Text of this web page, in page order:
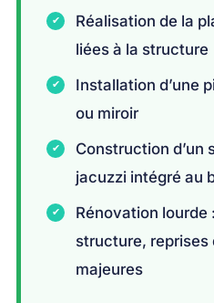
Réalisation de la
liées à la structure
Installation d’une
ou miroir
Construction d’un
jacuzzi intégré au
Rénovation lourde
structure, reprises
majeures